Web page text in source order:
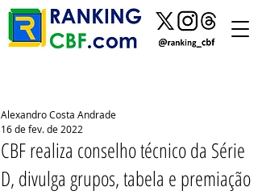
CBF realiza conselho técnico da Série
D, divulga grupos, tabela e premiação
Alexandro Costa Andrade
16 de fev. de 2022